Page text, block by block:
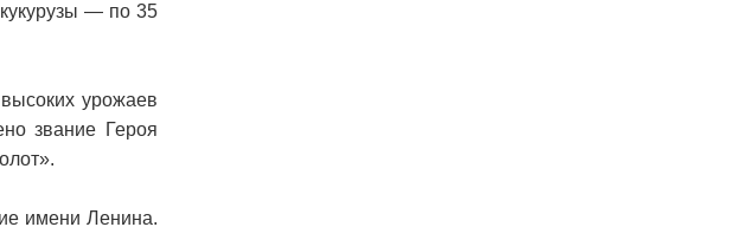
— по 35
урожаев
звание Героя
имени Ленина.